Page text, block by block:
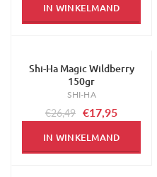
IN WINKELMAND
-32%
Shi-Ha Magic Wildberry
150gr
SHI-HA
€26,49 €17,95
IN WINKELMAND